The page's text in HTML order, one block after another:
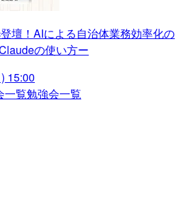
壇！AIによる自治体業務効率化の
の使い方ー
15:00
一覧勉強会一覧